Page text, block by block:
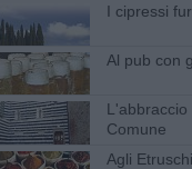
I cipressi
Al pub con
Comune
Agli